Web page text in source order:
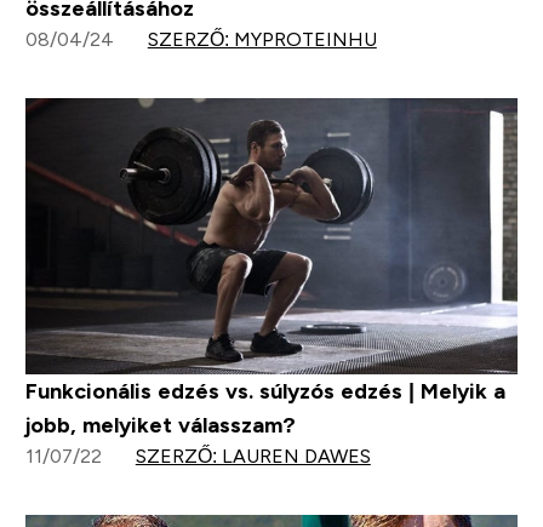
összeállításához
08/04/24 SZERZŐ: MYPROTEINHU
Funkcionális edzés vs. súlyzós edzés | Melyik a
jobb, melyiket válasszam?
11/07/22 SZERZŐ: LAUREN DAWES